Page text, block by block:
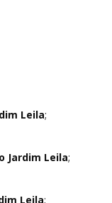
Leila;
Jardim Leila;
Leila;